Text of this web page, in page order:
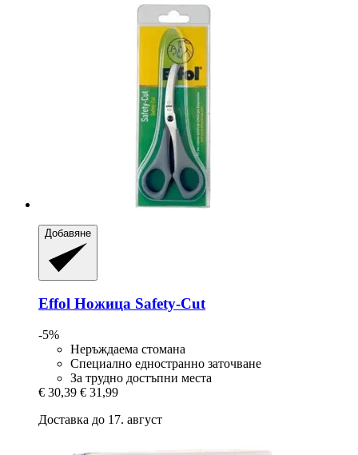
Добавяне
Effol Ножица Safety-​Cut
-5%
Неръждаема стомана
Специално едностранно заточване
За трудно достъпни места
€ 30,39 € 31,99
Доставка до 17. август